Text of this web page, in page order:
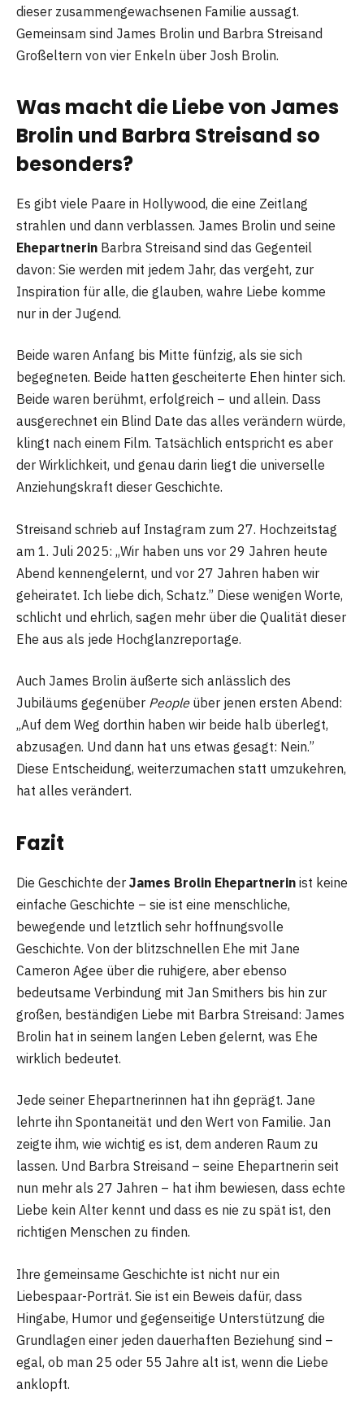
dieser zusammengewachsenen Familie aussagt.
Gemeinsam sind James Brolin und Barbra Streisand
Großeltern von vier Enkeln über Josh Brolin.
Was macht die Liebe von James
Brolin und Barbra Streisand so
besonders?
Es gibt viele Paare in Hollywood, die eine Zeitlang
strahlen und dann verblassen. James Brolin und seine
Ehepartnerin Barbra Streisand sind das Gegenteil
davon: Sie werden mit jedem Jahr, das vergeht, zur
Inspiration für alle, die glauben, wahre Liebe komme
nur in der Jugend.
Beide waren Anfang bis Mitte fünfzig, als sie sich
begegneten. Beide hatten gescheiterte Ehen hinter sich.
Beide waren berühmt, erfolgreich – und allein. Dass
ausgerechnet ein Blind Date das alles verändern würde,
klingt nach einem Film. Tatsächlich entspricht es aber
der Wirklichkeit, und genau darin liegt die universelle
Anziehungskraft dieser Geschichte.
Streisand schrieb auf Instagram zum 27. Hochzeitstag
am 1. Juli 2025: „Wir haben uns vor 29 Jahren heute
Abend kennengelernt, und vor 27 Jahren haben wir
geheiratet. Ich liebe dich, Schatz.” Diese wenigen Worte,
schlicht und ehrlich, sagen mehr über die Qualität dieser
Ehe aus als jede Hochglanzreportage.
Auch James Brolin äußerte sich anlässlich des
Jubiläums gegenüber Peopleüber jenen ersten Abend:
„Auf dem Weg dorthin haben wir beide halb überlegt,
abzusagen. Und dann hat uns etwas gesagt: Nein.”
Diese Entscheidung, weiterzumachen statt umzukehren,
hat alles verändert.
Fazit
Die Geschichte der James Brolin Ehepartnerin ist keine
einfache Geschichte – sie ist eine menschliche,
bewegende und letztlich sehr hoffnungsvolle
Geschichte. Von der blitzschnellen Ehe mit Jane
Cameron Agee über die ruhigere, aber ebenso
bedeutsame Verbindung mit Jan Smithers bis hin zur
großen, beständigen Liebe mit Barbra Streisand: James
Brolin hat in seinem langen Leben gelernt, was Ehe
wirklich bedeutet.
Jede seiner Ehepartnerinnen hat ihn geprägt. Jane
lehrte ihn Spontaneität und den Wert von Familie. Jan
zeigte ihm, wie wichtig es ist, dem anderen Raum zu
lassen. Und Barbra Streisand – seine Ehepartnerin seit
nun mehr als 27 Jahren – hat ihm bewiesen, dass echte
Liebe kein Alter kennt und dass es nie zu spät ist, den
richtigen Menschen zu finden.
Ihre gemeinsame Geschichte ist nicht nur ein
Liebespaar-Porträt. Sie ist ein Beweis dafür, dass
Hingabe, Humor und gegenseitige Unterstützung die
Grundlagen einer jeden dauerhaften Beziehung sind –
egal, ob man 25 oder 55 Jahre alt ist, wenn die Liebe
anklopft.